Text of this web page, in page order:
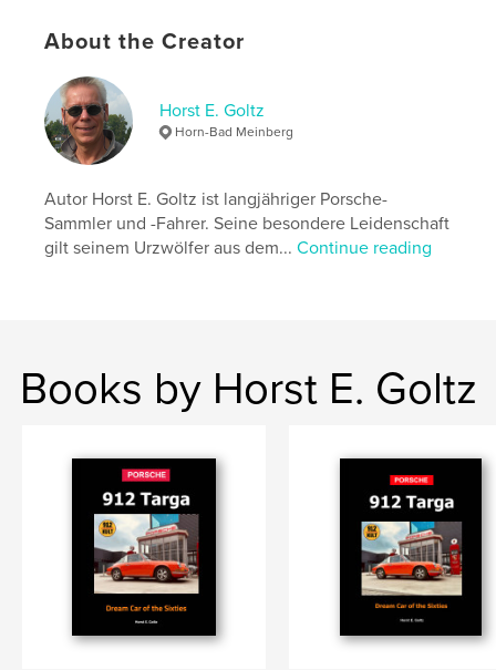
https://www.horst-e-goltz.de
Features & Details
Primary Category: Reference
Additional Categories
Project Option:8×10 in, 20×25 cm
# of Pages:174
Publish Date:Apr 12, 2025
Porsche-Buch
About the Creator
Horst E. Goltz
Horn-Bad Meinberg
Autor Horst E. Goltz ist langjähriger Porsche-
Sammler und -Fahrer. Seine besondere Leidenschaft
gilt seinem Urzwölfer aus dem...Continue reading
Books by Horst E. Goltz